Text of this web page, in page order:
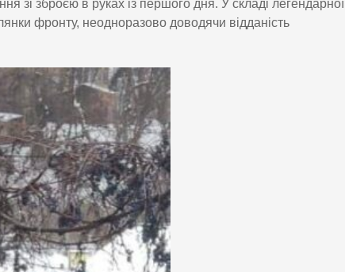
зі зброєю в руках із першого дня. У складі легендарної
фронту, неодноразово доводячи відданість